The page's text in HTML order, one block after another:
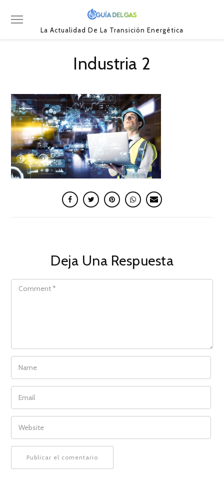
La Actualidad De La Transición Energética
Industria 2
Deja Una Respuesta
COMMENT
NAME
EMAIL
WEBSITE